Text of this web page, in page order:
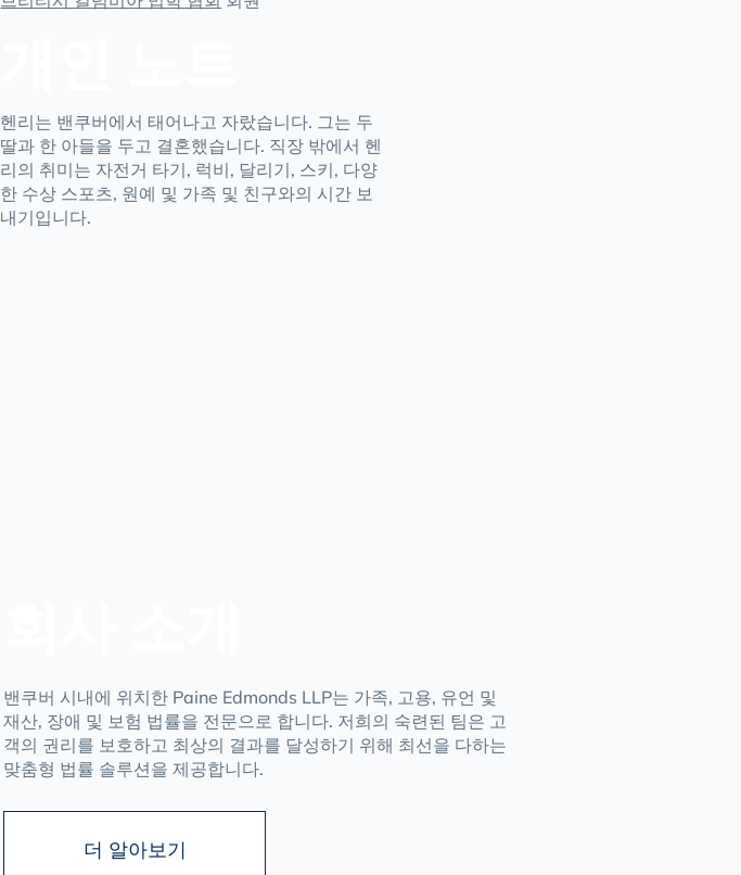
헨리는 밴쿠버에서 태어나고 자랐습니다. 그는 두
딸과 한 아들을 두고 결혼했습니다. 직장 밖에서 헨
리의 취미는 자전거 타기, 럭비, 달리기, 스키, 다양
한 수상 스포츠, 원예 및 가족 및 친구와의 시간 보
내기입니다.
밴쿠버 시내에 위치한 Paine Edmonds LLP는 가족, 고용, 유언 및
재산, 장애 및 보험 법률을 전문으로 합니다. 저희의 숙련된 팀은 고
객의 권리를 보호하고 최상의 결과를 달성하기 위해 최선을 다하는
맞춤형 법률 솔루션을 제공합니다.
더 알아보기